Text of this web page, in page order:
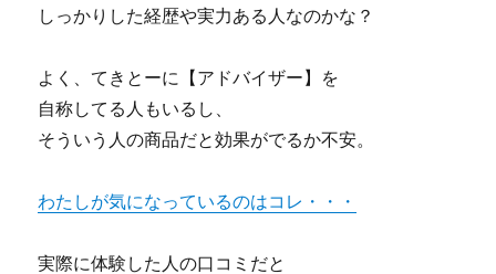
しっかりした経歴や実力ある人なのかな？
よく、てきとーに【アドバイザー】を
自称してる人もいるし、
そういう人の商品だと効果がでるか不安。
わたしが気になっているのはコレ・・・
実際に体験した人の口コミだと